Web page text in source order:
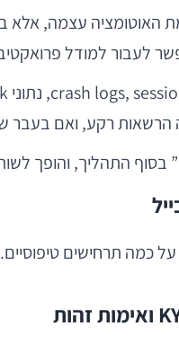
כמה תרחישים טיפוסיים.